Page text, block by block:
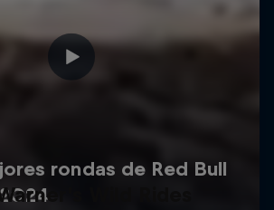
Wild Rides